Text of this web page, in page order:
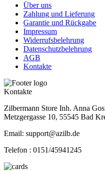
Über uns
Zahlung und Lieferung
Garantie und Rückgabe
Impressum
Widerrufsbelehrung
Datenschutzbelehrung
AGB
Kontakte
Kontakte
Zilbermann Store Inh. Anna
Metzgergasse 10, 55545 Bad
Email: support@azilb.de
Telefon : 0151/45941245